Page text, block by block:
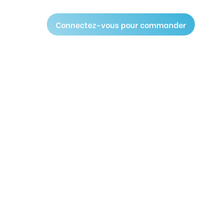
Connectez-vous pour commander